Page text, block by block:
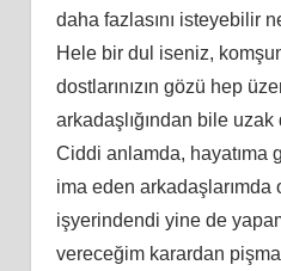
daha fazlasını isteyebilir
Hele bir dul iseniz,
dostlarınızın gözü hep
arkadaşlığından bile
Ciddi anlamda, hayatıma
ima eden arkadaşlarımda
işyerindendi yine de
vereceğim karardan